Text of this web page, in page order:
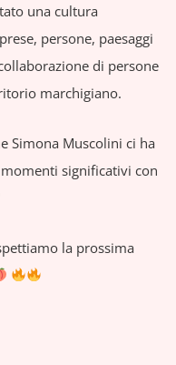
una cultura
persone, paesaggi
di persone
marchigiano.
Simona Muscolini ci ha
significativi con
la prossima